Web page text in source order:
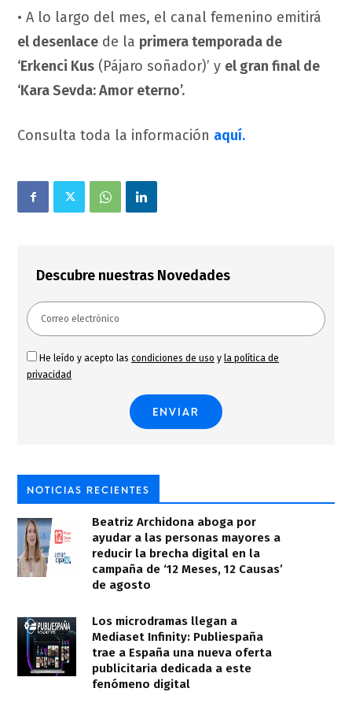
• A lo largo del mes, el canal femenino emitirá
el desenlace de la primera temporada de
‘Erkenci Kus (Pájaro soñador)’ y el gran final de
‘Kara Sevda: Amor eterno’.
Consulta toda la información aquí.
Descubre nuestras Novedades
He leído y acepto las condiciones de uso y la política de
privacidad
NOTICIAS RECIENTES
Beatriz Archidona aboga por
ayudar a las personas mayores a
reducir la brecha digital en la
campaña de ‘12 Meses, 12 Causas’
de agosto
Los microdramas llegan a
Mediaset Infinity: Publiespaña
trae a España una nueva oferta
publicitaria dedicada a este
fenómeno digital